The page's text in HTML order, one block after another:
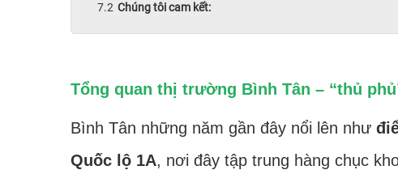
Chúng tôi cam kết:
Tổng quan thị trường Bình Tân – “thủ
Bình Tân những năm gần đây nổi lên như
Quốc lộ 1A, nơi đây tập trung hàng chục